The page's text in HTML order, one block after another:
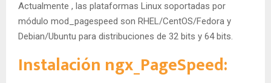
Actualmente , las plataformas Linux soportadas por
módulo mod_pagespeed son RHEL/CentOS/Fedora y
Debian/Ubuntu para distribuciones de 32 bits y 64 bits.
Instalación ngx_PageSpeed: